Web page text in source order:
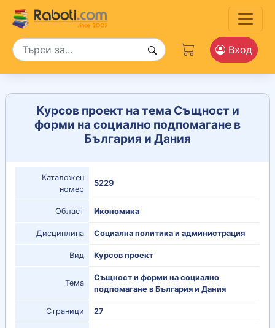
Вход
Курсов проект на тема Същност и
форми на социално подпомагане в
България и Дания
Каталожен
номер
5229
Област Икономика
Дисциплина Социална политика и администрация
Вид Курсов проект
Тема
Същност и форми на социално
подпомагане в България и Дания
Страници 27